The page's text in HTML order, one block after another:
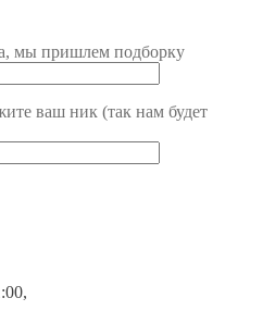
мы пришлем подборку
ваш ник (так нам будет
,